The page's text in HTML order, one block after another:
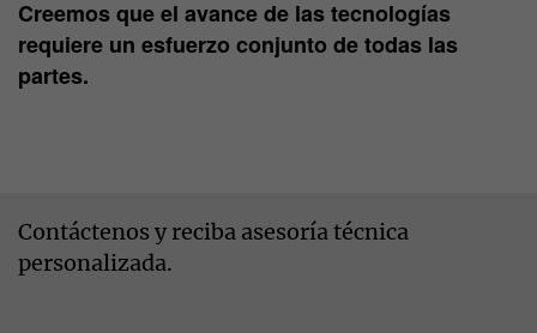
Creemos que el avance de las tecnologías
requiere un esfuerzo conjunto de todas las
partes.
Contáctenos y reciba asesoría técnica
personalizada.